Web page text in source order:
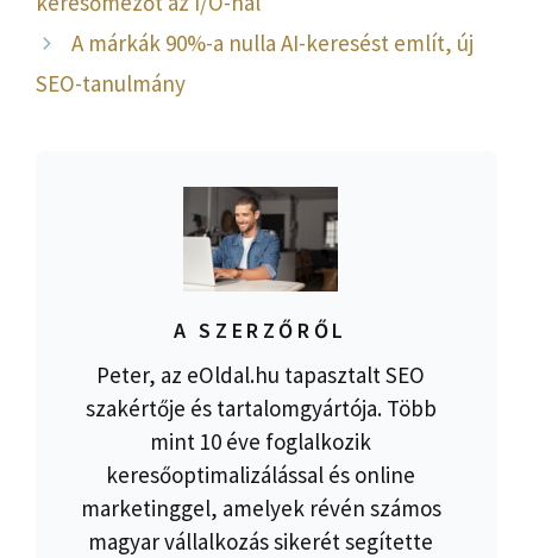
A márkák 90%-a nulla AI-keresést említ, új
SEO-tanulmány
A SZERZŐRŐL
Peter, az eOldal.hu tapasztalt SEO
szakértője és tartalomgyártója. Több
mint 10 éve foglalkozik
keresőoptimalizálással és online
marketinggel, amelyek révén számos
magyar vállalkozás sikerét segítette